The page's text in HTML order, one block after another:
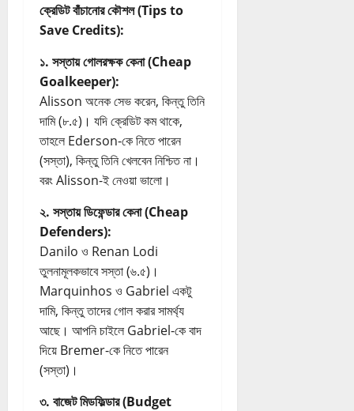
ক্রেডিট বাঁচানোর কৌশল (Tips to
Save Credits):
১. সস্তায় গোলরক্ষক কেনা (Cheap
Goalkeeper):
Alisson অনেক সেভ করেন, কিন্তু তিনি
দামি (৮.৫)। যদি ক্রেডিট কম থাকে,
তাহলে Ederson-কে নিতে পারেন
(সস্তা), কিন্তু তিনি খেলবেন নিশ্চিত না।
বরং Alisson-ই নেওয়া ভালো।
২. সস্তায় ডিফেন্ডার কেনা (Cheap
Defenders):
Danilo ও Renan Lodi
তুলনামূলকভাবে সস্তা (৬.৫)।
Marquinhos ও Gabriel একটু
দামি, কিন্তু তাদের গোল করার সামর্থ্য
আছে। আপনি চাইলে Gabriel-কে বাদ
দিয়ে Bremer-কে নিতে পারেন
(সস্তা)।
৩. বাজেট মিডফিল্ডার (Budget